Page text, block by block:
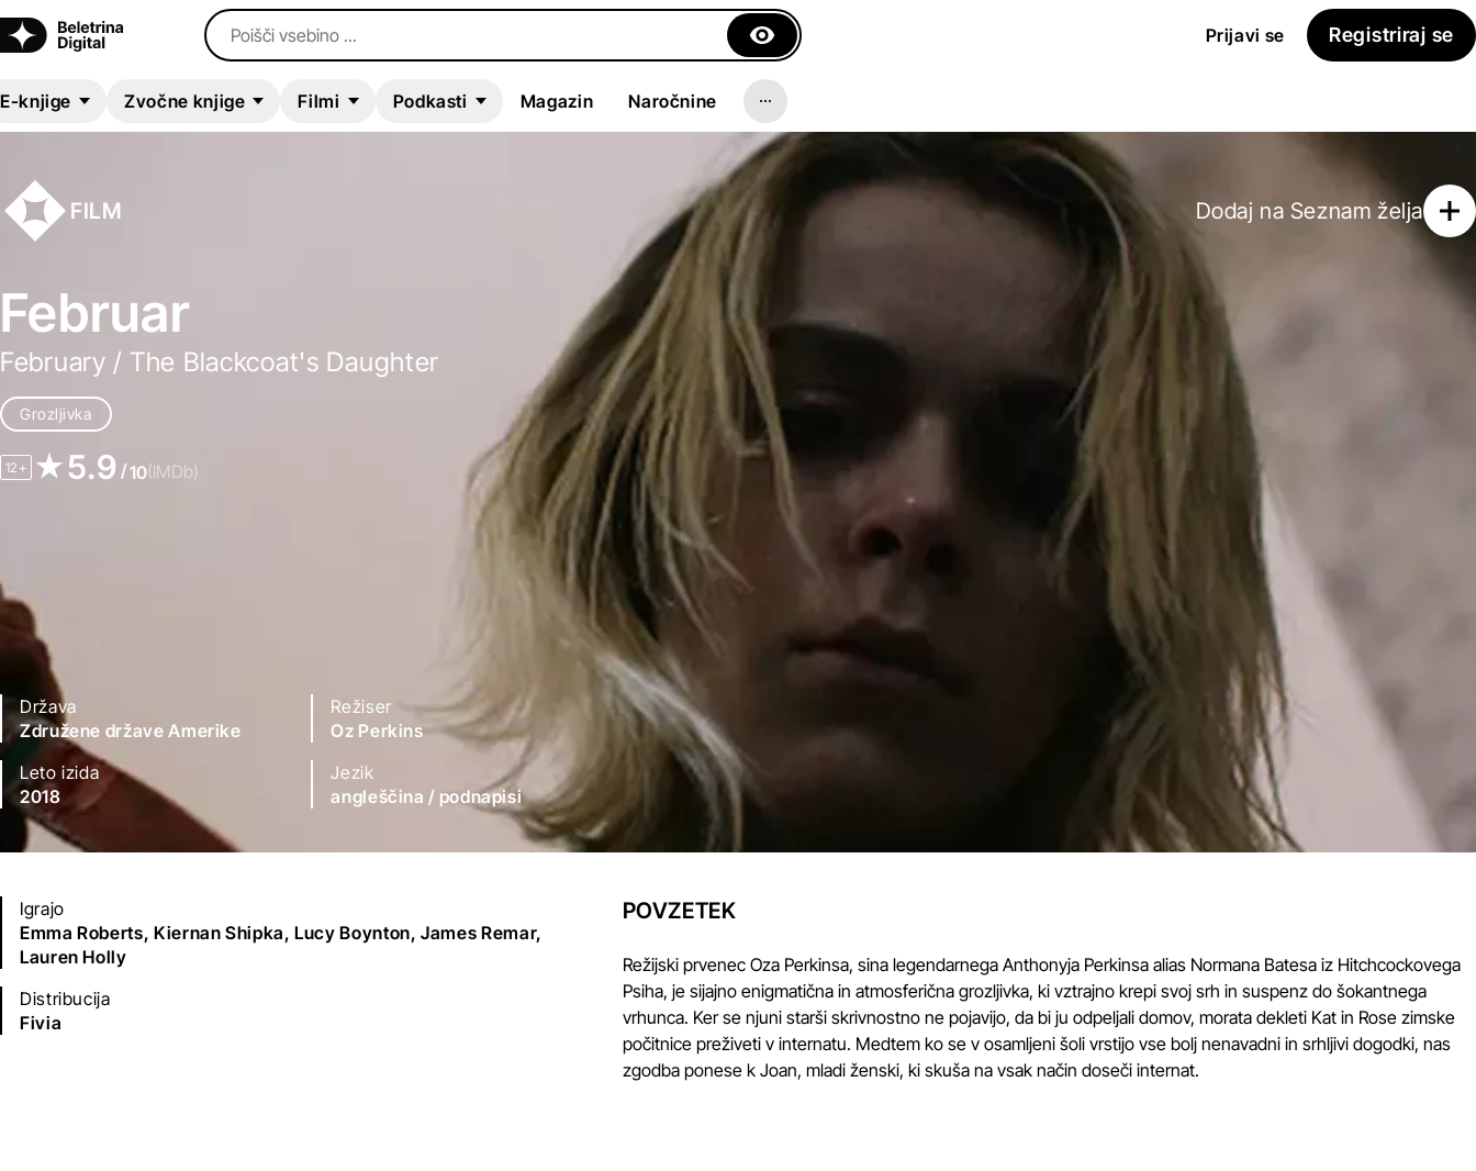
Poišči vsebino ... Prijavi se Registriraj se
E-knjige Zvočne knjige Filmi Podkasti Magazin Naročnine
FILM
Februar
February / The Blackcoat's Daughter
Grozljivka
12+ 5.9 /10(IMDb)
Država
Združene države Amerike
Režiser
Oz Perkins
Leto izida
2018
Jezik
angleščina / podnapisi
Igrajo
Emma Roberts, Kiernan Shipka,Lucy Boynton,James Remar,
Lauren Holly
Distribucija
Fivia
Dodaj na Seznam želja
POVZETEK
Režijski prvenec Oza Perkinsa, sina legendarnega Anthonyja Perkinsa alias Normana Batesa iz Hitchcockovega
Psiha, je sijajno enigmatična in atmosferična grozljivka, ki vztrajno krepi svoj srh in suspenz do šokantnega
vrhunca. Ker se njuni starši skrivnostno ne pojavijo, da bi ju odpeljali domov, morata dekleti Kat in Rose zimske
počitnice preživeti v internatu. Medtem ko se v osamljeni šoli vrstijo vse bolj nenavadni in srhljivi dogodki, nas
zgodba ponese k Joan, mladi ženski, ki skuša na vsak način doseči internat.